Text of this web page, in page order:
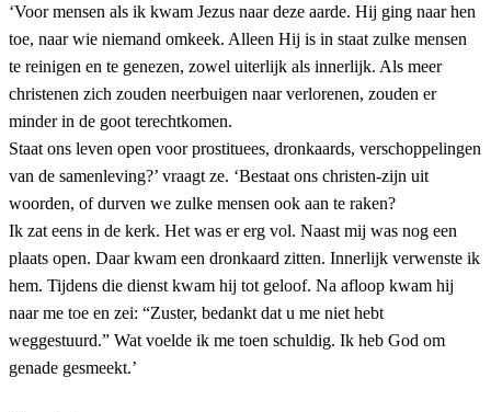
‘Voor mensen als ik kwam Jezus naar deze aarde. Hij ging naar hen
toe, naar wie niemand omkeek. Alleen Hij is in staat zulke mensen
te reinigen en te genezen, zowel uiterlijk als innerlijk. Als meer
christenen zich zouden neerbuigen naar verlorenen, zouden er
minder in de goot terechtkomen.
Staat ons leven open voor prostituees, dronkaards, verschoppelingen
van de samenleving?’ vraagt ze. ‘Bestaat ons christen-zijn uit
woorden, of durven we zulke mensen ook aan te raken?
Ik zat eens in de kerk. Het was er erg vol. Naast mij was nog een
plaats open. Daar kwam een dronkaard zitten. Innerlijk verwenste ik
hem. Tijdens die dienst kwam hij tot geloof. Na afloop kwam hij
naar me toe en zei: “Zuster, bedankt dat u me niet hebt
weggestuurd.” Wat voelde ik me toen schuldig. Ik heb God om
genade gesmeekt.’